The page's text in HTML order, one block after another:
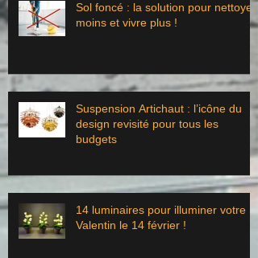
Sol foncé : la solution pour nettoyer
moins et vivre plus !
Suspension Artichaut : l’icône du
design revisité pour tous les
budgets
14 luminaires pour illuminer votre St
Valentin le 14 février !